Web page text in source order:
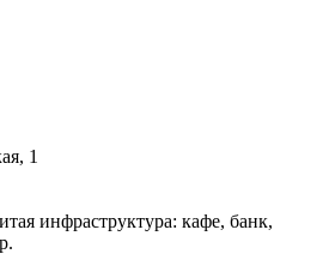
1
инфраструктура: кафе, банк,